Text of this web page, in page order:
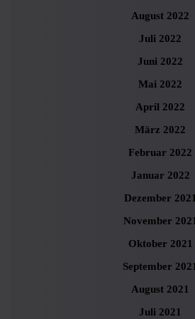
August 2022
Juli 2022
Juni 2022
Mai 2022
April 2022
März 2022
Februar 2022
Januar 2022
Dezember
November
Oktober 2021
September
August 2021
Juli 2021